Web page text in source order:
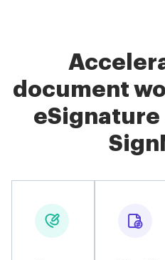
document
eSignature